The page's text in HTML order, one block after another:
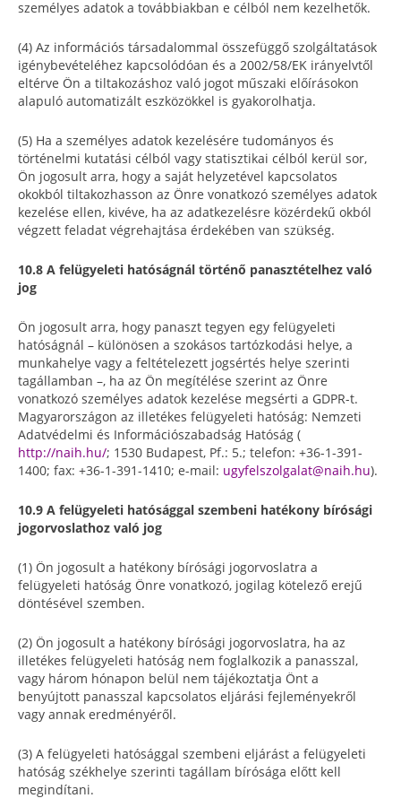
személyes adatok a továbbiakban e célból nem kezelhetők.
(4) Az információs társadalommal összefüggő szolgáltatások
igénybevételéhez kapcsolódóan és a 2002/58/EK irányelvtől
eltérve Ön a tiltakozáshoz való jogot műszaki előírásokon
alapuló automatizált eszközökkel is gyakorolhatja.
(5) Ha a személyes adatok kezelésére tudományos és
történelmi kutatási célból vagy statisztikai célból kerül sor,
Ön jogosult arra, hogy a saját helyzetével kapcsolatos
okokból tiltakozhasson az Önre vonatkozó személyes adatok
kezelése ellen, kivéve, ha az adatkezelésre közérdekű okból
végzett feladat végrehajtása érdekében van szükség.
10.8 A felügyeleti hatóságnál történő panasztételhez való
jog
Ön jogosult arra, hogy panaszt tegyen egy felügyeleti
hatóságnál – különösen a szokásos tartózkodási helye, a
munkahelye vagy a feltételezett jogsértés helye szerinti
tagállamban –, ha az Ön megítélése szerint az Önre
vonatkozó személyes adatok kezelése megsérti a GDPR-t.
Magyarországon az illetékes felügyeleti hatóság: Nemzeti
Adatvédelmi és Információszabadság Hatóság (
http://naih.hu/; 1530 Budapest, Pf.: 5.; telefon: +36-1-391-
1400; fax: +36-1-391-1410; e-mail: ugyfelszolgalat@naih.hu).
10.9 A felügyeleti hatósággal szembeni hatékony bírósági
jogorvoslathoz való jog
(1) Ön jogosult a hatékony bírósági jogorvoslatra a
felügyeleti hatóság Önre vonatkozó, jogilag kötelező erejű
döntésével szemben.
(2) Ön jogosult a hatékony bírósági jogorvoslatra, ha az
illetékes felügyeleti hatóság nem foglalkozik a panasszal,
vagy három hónapon belül nem tájékoztatja Önt a
benyújtott panasszal kapcsolatos eljárási fejleményekről
vagy annak eredményéről.
(3) A felügyeleti hatósággal szembeni eljárást a felügyeleti
hatóság székhelye szerinti tagállam bírósága előtt kell
megindítani.